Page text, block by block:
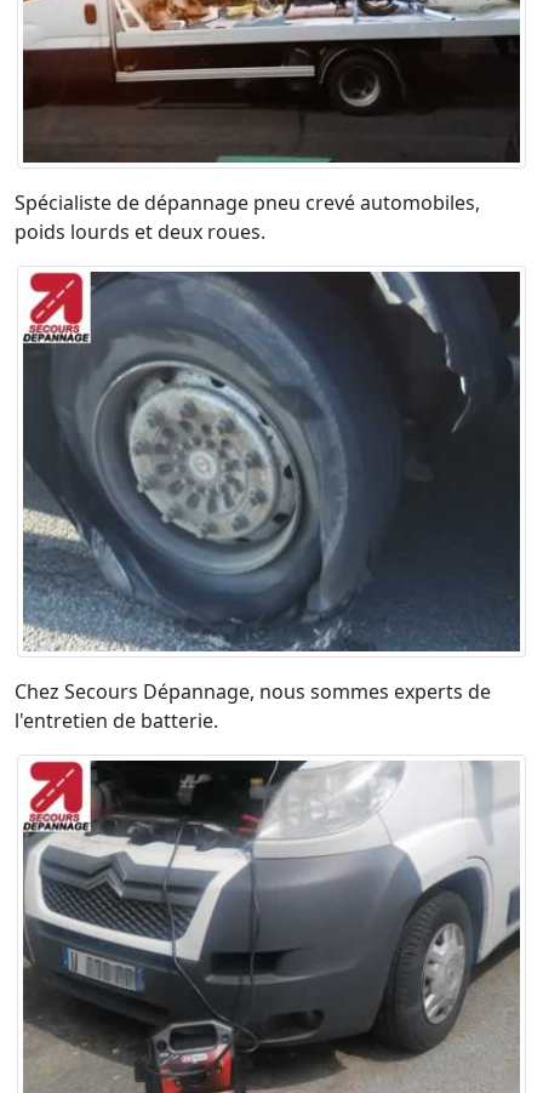
Spécialiste de dépannage pneu crevé automobiles,
poids lourds et deux roues.
Chez Secours Dépannage, nous sommes experts de
l'entretien de batterie.